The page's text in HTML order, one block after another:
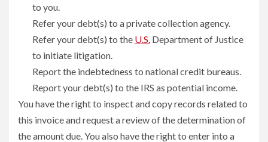
to you.
Refer your debt(s) to a private collection agency.
Refer your debt(s) to the U.S. Department of Justice
to initiate litigation.
Report the indebtedness to national credit bureaus.
Report your debt(s) to the IRS as potential income.
You have the right to inspect and copy records related to
this invoice and request a review of the determination of
the amount due. You also have the right to enter into a